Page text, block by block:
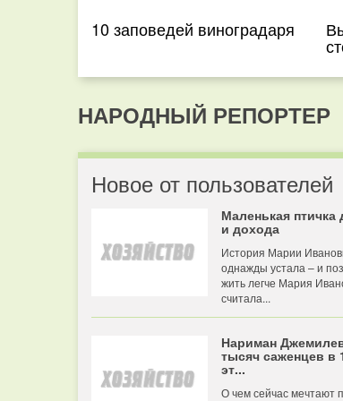
10 заповедей виноградаря
НАРОДНЫЙ РЕПОРТЕР
Новое от пользователей
Маленькая птичка
и дохода
История Марии
однажды устала – и
жить легче Мария
считала...
Нариман
тысяч саженцев в
эт...
О чем сейчас мечтают